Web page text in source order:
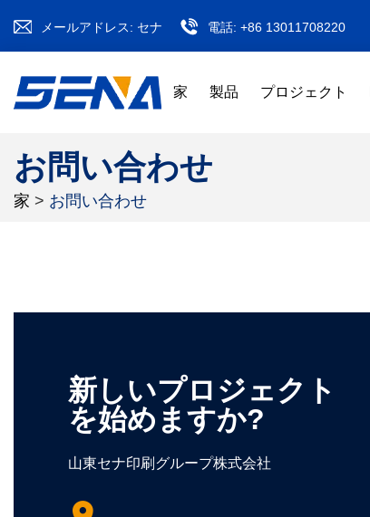
メールアドレス: セナ 電話: +86 13011708220
家 製品 プロジェクト
お問い合わせ
家 > お問い合わせ
新しいプロジェクト
を始めますか?
山東セナ印刷グループ株式会社